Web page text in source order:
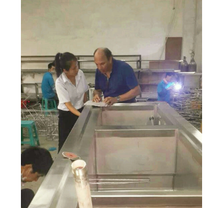
TIN
TỨC
YÊU
CẦU
BÁO
GIÁ